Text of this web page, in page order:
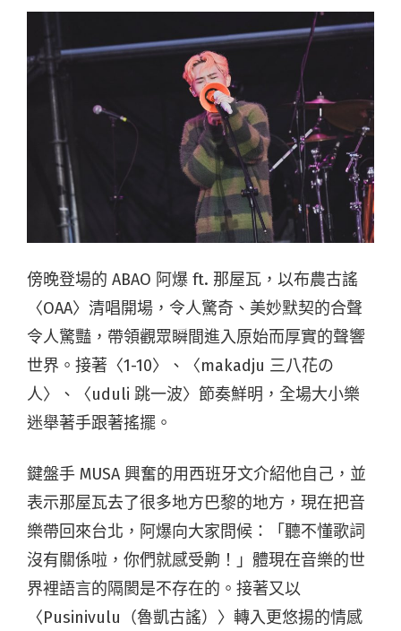
傍晚登場的 ABAO 阿爆 ft. 那屋瓦，以布農古謠
〈OAA〉清唱開場，令人驚奇、美妙默契的合聲
令人驚豔，帶領觀眾瞬間進入原始而厚實的聲響
世界。接著〈1-10〉、〈makadju 三八花の
人〉、〈uduli 跳一波〉節奏鮮明，全場大小樂
迷舉著手跟著搖擺。
鍵盤手 MUSA 興奮的用西班牙文介紹他自己，並
表示那屋瓦去了很多地方巴黎的地方，現在把音
樂帶回來台北，阿爆向大家問候：「聽不懂歌詞
沒有關係啦，你們就感受齁！」體現在音樂的世
界裡語言的隔閡是不存在的。接著又以
〈Pusinivulu（魯凱古謠）〉轉入更悠揚的情感